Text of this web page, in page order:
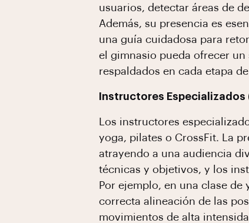
usuarios, detectar áreas de
Además, su presencia es
una guía cuidadosa para
el gimnasio pueda ofrecer
respaldados en cada etapa
Instructores Especializados
Los instructores
yoga, pilates o CrossFit. La
atrayendo a una audiencia
técnicas y objetivos, y los
Por ejemplo, en una clase
correcta alineación de las
movimientos de alta